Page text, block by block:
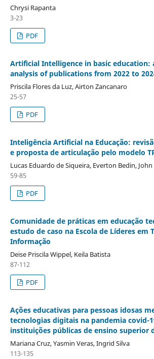
Chrysi Rapanta
3-23
PDF
Artificial Intelligence in basic education:
analysis of publications from 2022 to
Priscila Flores da Luz, Airton Zancanaro
25-57
PDF
Inteligência Artificial na Educação:
e proposta de articulação pelo modelo
Lucas Eduardo de Siqueira, Everton Bedin,
59-85
PDF
Comunidade de práticas em educação
estudo de caso na Escola de Líderes em
Informação
Deise Priscila Wippel, Keila Batista
87-112
PDF
Ações educativas para pessoas idosas
tecnologias digitais na pandemia covid-
instituições públicas de ensino superior
Mariana Cruz, Yasmin Veras, Ingrid Silva
113-135